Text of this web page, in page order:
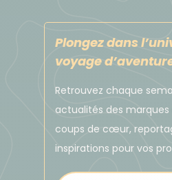
Les chambres peuvent
selon les lieux, la
étant la chambre double /
sont généralement
hébergements peuvent
rustiques, mais ils séduisent
leur ambiance conviviale et
Plongez dans
voyage
Retrouvez chaque
actualités des marques
coups de cœur,
inspirations pour vos